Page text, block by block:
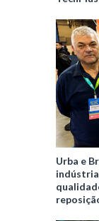
Urba e